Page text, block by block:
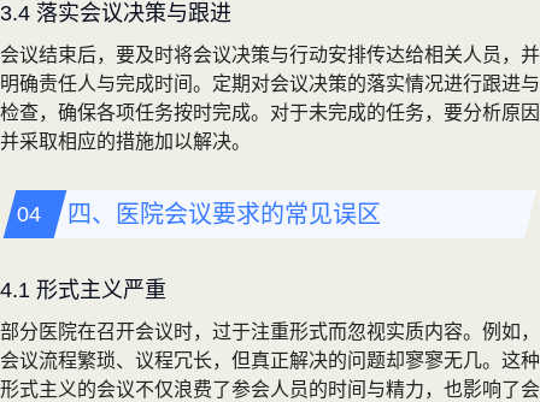
3.4 落实会议决策与跟进
会议结束后，要及时将会议决策与行动安排传达给相关人员，并
明确责任人与完成时间。定期对会议决策的落实情况进行跟进与
检查，确保各项任务按时完成。对于未完成的任务，要分析原因
并采取相应的措施加以解决。
四、医院会议要求的常见误区
4.1 形式主义严重
部分医院在召开会议时，过于注重形式而忽视实质内容。例如，
会议流程繁琐、议程冗长，但真正解决的问题却寥寥无几。这种
形式主义的会议不仅浪费了参会人员的时间与精力，也影响了会